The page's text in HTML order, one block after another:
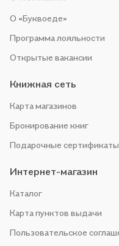
О «Буквоеде»
Программа лояльности
Открытые вакансии
Книжная сеть
Карта магазинов
Бронирование книг
Подарочные сертификаты
Интернет-магазин
Каталог
Карта пунктов выдачи
Пользовательское